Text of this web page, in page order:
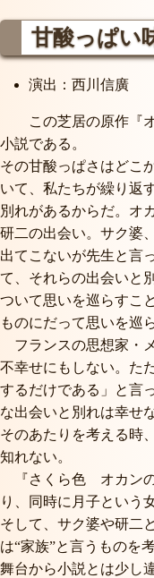
甘酸っぱい
演出：西川信廣
この芝居の原作『
小説である。
その甘酸っぱさはどこ
いて、私たちが繰り返
別れがあるからだ。オ
研二の出会い。サク婆
出てこないが先生と言
て、それらの出会いと
ついて思いを巡らすこ
ものにだって思いを巡
フランスの思想家・
不幸せにもしない。た
するだけである」と言
な出会いと別れは幸せ
そのあたりを考える時
知れない。
『さくら色 オカンの
り、同時に月子という
そして、サク婆や研二
は“家族”と言うものを
舞台から小説とは少し